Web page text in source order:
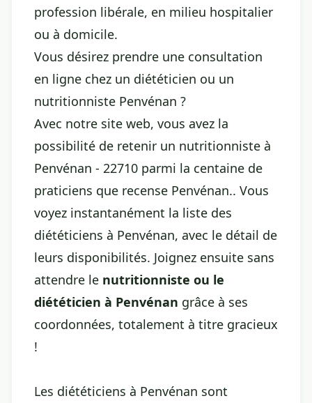
profession libérale, en milieu hospitalier
ou à domicile.
Vous désirez prendre une consultation
en ligne chez un diététicien ou un
nutritionniste Penvénan ?
Avec notre site web, vous avez la
possibilité de retenir un nutritionniste à
Penvénan - 22710 parmi la centaine de
praticiens que recense Penvénan.. Vous
voyez instantanément la liste des
diététiciens à Penvénan, avec le détail de
leurs disponibilités. Joignez ensuite sans
attendre le nutritionniste ou le
diététicien à Penvénan grâce à ses
coordonnées, totalement à titre gracieux
!
Les diététiciens à Penvénan sont